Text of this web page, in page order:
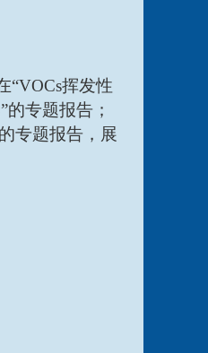
“VOCs挥发性
专题报告；
专题报告，展